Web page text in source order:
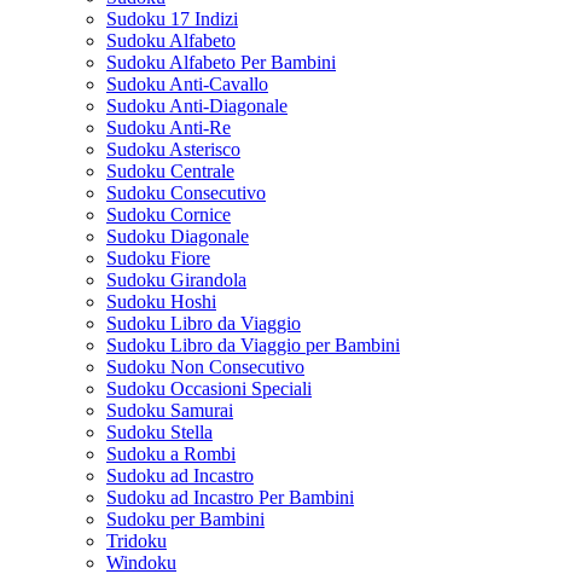
Sudoku 17 Indizi
Sudoku Alfabeto
Sudoku Alfabeto Per Bambini
Sudoku Anti-Cavallo
Sudoku Anti-Diagonale
Sudoku Anti-Re
Sudoku Asterisco
Sudoku Centrale
Sudoku Consecutivo
Sudoku Cornice
Sudoku Diagonale
Sudoku Fiore
Sudoku Girandola
Sudoku Hoshi
Sudoku Libro da Viaggio
Sudoku Libro da Viaggio per Bambini
Sudoku Non Consecutivo
Sudoku Occasioni Speciali
Sudoku Samurai
Sudoku Stella
Sudoku a Rombi
Sudoku ad Incastro
Sudoku ad Incastro Per Bambini
Sudoku per Bambini
Tridoku
Windoku